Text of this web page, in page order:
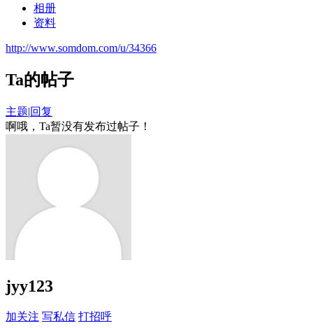
相册
资料
http://www.somdom.com/u/34366
Ta的帖子
主题|回复
啊哦，Ta暂没有发布过帖子！
jyy123
加关注 写私信 打招呼